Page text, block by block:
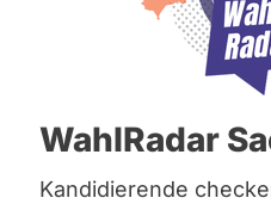
Bremen
Hamburg
Mecklenburg-
Nordrhein-
Saarland
WahlRadar
Kandidierende
Herr Steinbach,
Klimaschutzgesetz
obwohl Ziele,